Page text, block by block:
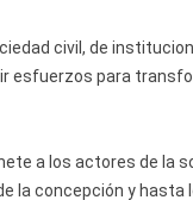
civil, de
esfuerzos para
a los actores de la
concepción y hasta